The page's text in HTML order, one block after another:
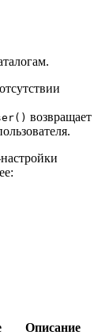
возвращает
Описание